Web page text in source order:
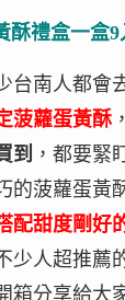
酥禮盒一盒9
台南人都會
菠蘿蛋黃酥
到 ，都要緊
的菠蘿蛋黃
配甜度剛好
少人超推薦
箱分享給大